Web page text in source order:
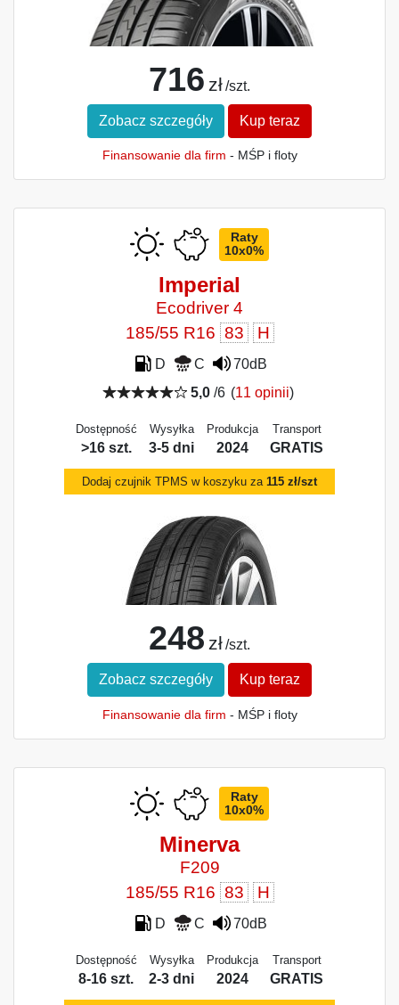
716 zł /szt.
Zobacz szczegóły Kup teraz
Finansowanie dla firm - MŚP i floty
Raty
10x0%
Imperial
Ecodriver 4
185/55 R16 83 H
D C
70dB
5,0/6 (11 opinii)
Dostępność
>16 szt.
Wysyłka
3-5 dni
Produkcja
2024
Transport
GRATIS
Dodaj czujnik TPMS w koszyku za 115 zł/szt
248 zł /szt.
Zobacz szczegóły Kup teraz
Finansowanie dla firm - MŚP i floty
Raty
10x0%
Minerva
F209
185/55 R16 83 H
D C 70dB
Dostępność
8-16 szt.
Wysyłka
2-3 dni
Produkcja
2024
Transport
GRATIS